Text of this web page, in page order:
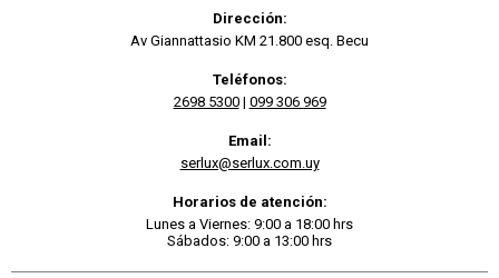
Dirección:
Av Giannattasio KM 21.800 esq. Becu
Teléfonos:
2698 5300| 099 306 969
Email:
serlux@serlux.com.uy
Horarios de atención:
Lunes a Viernes: 9:00 a 18:00 hrs
Sábados: 9:00 a 13:00 hrs